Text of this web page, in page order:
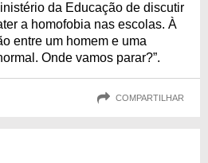
da Educação de discutir
a homofobia nas escolas. À
entre um homem e uma
Onde vamos parar?”.
COMPARTILHAR